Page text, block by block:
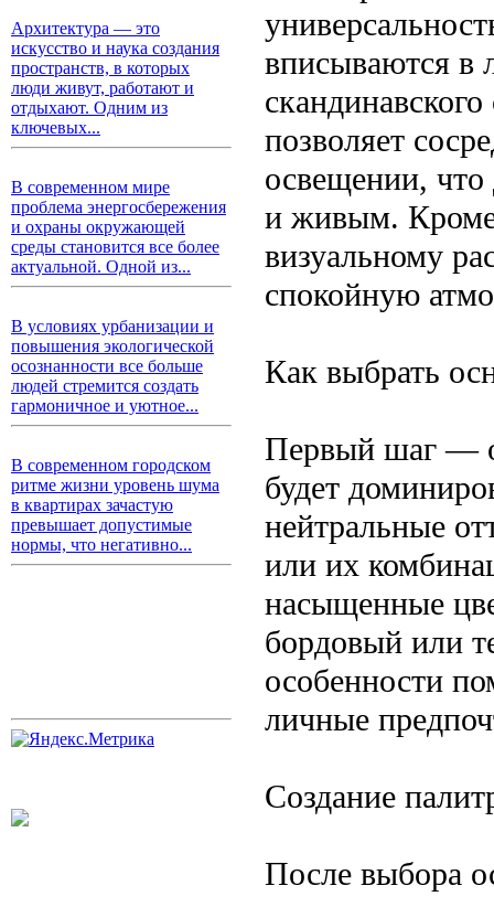
Архитектура — это
искусство и наука создания
пространств, в которых
люди живут, работают и
отдыхают. Одним из
ключевых...
В современном мире
проблема энергосбережения
и охраны окружающей
среды становится все более
актуальной. Одной из...
В условиях урбанизации и
повышения экологической
осознанности все больше
людей стремится создать
гармоничное и уютное...
В современном городском
ритме жизни уровень шума
в квартирах зачастую
превышает допустимые
нормы, что негативно...
вписываются
позволяет
освещении, что
и живым. Кроме
визуальному
спокойную
Как выбрать
Первый шаг —
будет
нейтральные
или их
насыщенные
бордовый или
особенности
личные
Создание
После выбора